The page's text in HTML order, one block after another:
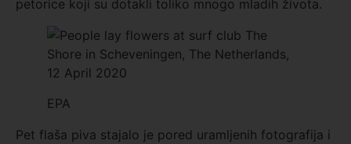
petorice koji su dotakli toliko mnogo mladih života.
EPA
Pet flaša piva stajalo je pored uramljenih fotografija i